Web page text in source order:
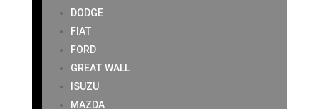
DODGE
FIAT
FORD
GREAT WALL
ISUZU
MAZDA